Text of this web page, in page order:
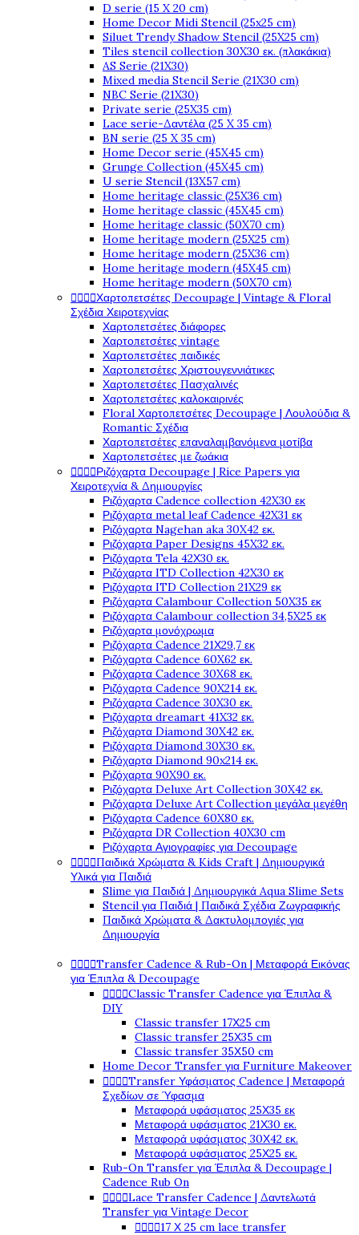
D serie (15 X 20 cm)
Home Decor Midi Stencil (25x25 cm)
Siluet Trendy Shadow Stencil (25X25 cm)
Tiles stencil collection 30X30 εκ. (πλακάκια)
AS Serie (21X30)
Mixed media Stencil Serie (21X30 cm)
NBC Serie (21X30)
Private serie (25X35 cm)
Lace serie-Δαντέλα (25 X 35 cm)
BN serie (25 X 35 cm)
Home Decor serie (45X45 cm)
Grunge Collection (45X45 cm)
U serie Stencil (13X57 cm)
Home heritage classic (25X36 cm)
Home heritage classic (45X45 cm)
Home heritage classic (50X70 cm)
Home heritage modern (25X25 cm)
Home heritage modern (25X36 cm)
Home heritage modern (45X45 cm)
Home heritage modern (50X70 cm)
Χαρτοπετσέτες Decoupage | Vintage & Floral
Σχέδια Χειροτεχνίας
Χαρτοπετσέτες διάφορες
Χαρτοπετσέτες vintage
Χαρτοπετσέτες παιδικές
Χαρτοπετσέτες Χριστουγεννιάτικες
Χαρτοπετσέτες Πασχαλινές
Χαρτοπετσέτες καλοκαιρινές
Floral Χαρτοπετσέτες Decoupage | Λουλούδια &
Romantic Σχέδια
Χαρτοπετσέτες επαναλαμβανόμενα μοτίβα
Χαρτοπετσέτες με ζωάκια
Ριζόχαρτα Decoupage | Rice Papers για
Χειροτεχνία & Δημιουργίες
Ριζόχαρτα Cadence collection 42X30 εκ
Ριζόχαρτα metal leaf Cadence 42X31 εκ
Ριζόχαρτα Nagehan aka 30X42 εκ.
Ριζόχαρτα Paper Designs 45X32 εκ.
Ριζόχαρτα Tela 42Χ30 εκ.
Ριζόχαρτα ITD Collection 42X30 εκ
Ριζόχαρτα ITD Collection 21X29 εκ
Ριζόχαρτα Calambour Collection 50X35 εκ
Ριζόχαρτα Calambour collection 34,5X25 εκ
Ριζόχαρτα μονόχρωμα
Ριζόχαρτα Cadence 21Χ29,7 εκ
Ριζόχαρτα Cadence 60X62 εκ.
Ριζόχαρτα Cadence 30X68 εκ.
Ριζόχαρτα Cadence 90X214 εκ.
Ριζόχαρτα Cadence 30X30 εκ.
Ριζόχαρτα dreamart 41X32 εκ.
Ριζόχαρτα Diamond 30X42 εκ.
Ριζόχαρτα Diamond 30X30 εκ.
Ριζόχαρτα Diamond 90x214 εκ.
Ριζόχαρτα 90X90 εκ.
Ριζόχαρτα Deluxe Art Collection 30X42 εκ.
Ριζόχαρτα Deluxe Art Collection μεγάλα μεγέθη
Ριζόχαρτα Cadence 60X80 εκ.
Ριζόχαρτα DR Collection 40X30 cm
Ριζόχαρτα Αγιογραφίες για Decoupage
Παιδικά Χρώματα & Kids Craft | Δημιουργικά
Υλικά για Παιδιά
Slime για Παιδιά | Δημιουργικά Aqua Slime Sets
Stencil για Παιδιά | Παιδικά Σχέδια Ζωγραφικής
Παιδικά Χρώματα & Δακτυλομπογιές για
Δημιουργία
Transfer Cadence & Rub-On | Μεταφορά Εικόνας
για Έπιπλα & Decoupage
Classic Transfer Cadence για Έπιπλα &
DIY
Classic transfer 17Χ25 cm
Classic transfer 25Χ35 cm
Classic transfer 35Χ50 cm
Home Decor Transfer για Furniture Makeover
Transfer Υφάσματος Cadence | Μεταφορά
Σχεδίων σε Ύφασμα
Μεταφορά υφάσματος 25Χ35 εκ
Μεταφορά υφάσματος 21Χ30 εκ.
Μεταφορά υφάσματος 30Χ42 εκ.
Μεταφορά υφάσματος 25Χ25 εκ.
Rub-On Transfer για Έπιπλα & Decoupage |
Cadence Rub On
Lace Transfer Cadence | Δαντελωτά
Transfer για Vintage Decor
17 Χ 25 cm lace transfer